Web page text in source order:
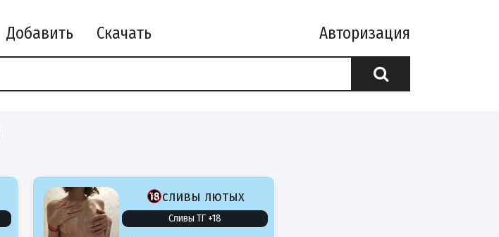
Добавить Скачать Авторизация
сливы лютых
Сливы ТГ +18